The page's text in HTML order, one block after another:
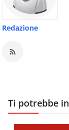
Redazione
Ti potrebbe